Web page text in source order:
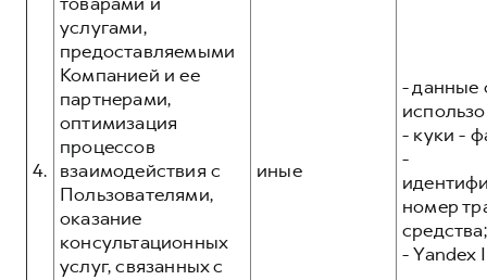
4.
услугами,
предоставляемыми
Компанией и ее
партнерами,
оптимизация
процессов
взаимодействия с
Пользователями,
оказание
консультационных
услуг, связанных с
иные
- данные
- куки -
-
номер
средства;
- Yandex